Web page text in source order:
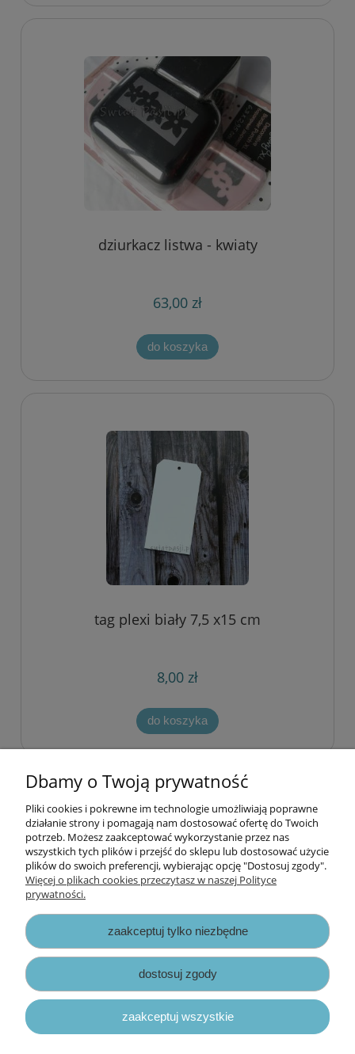
dziurkacz listwa - kwiaty
63,00 zł
do koszyka
tag plexi biały 7,5 x15 cm
8,00 zł
do koszyka
« 1 2 3 4 5 ...
Informacje
Opłaty i koszty dostawy
Zapisy prawne
Dbamy o Twoją prywatność
Pliki cookies i pokrewne im technologie umożliwiają poprawne
działanie strony i pomagają nam dostosować ofertę do Twoich
potrzeb. Możesz zaakceptować wykorzystanie przez nas
wszystkich tych plików i przejść do sklepu lub dostosować użycie
plików do swoich preferencji, wybierając opcję "Dostosuj zgody".
Więcej o plikach cookies przeczytasz w naszej Polityce
prywatności.
zaakceptuj tylko niezbędne
dostosuj zgody
zaakceptuj wszystkie